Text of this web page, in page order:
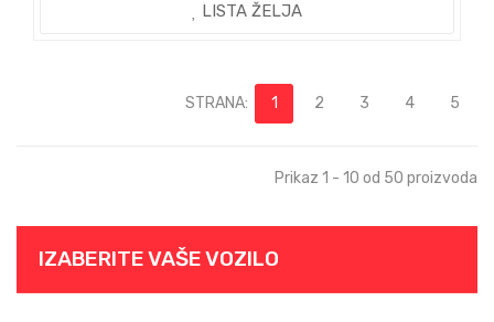
IZABERITE VAŠE VOZILO
LISTA ŽELJA
STRANA: 1 2 3 4 5
Prikaz 1 - 10 od 50 proizvoda